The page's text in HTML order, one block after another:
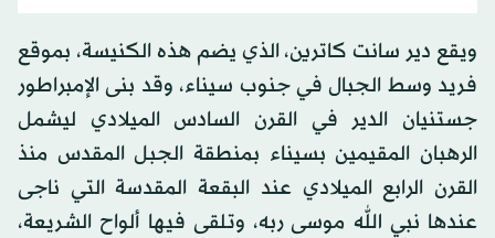
ويقع دير سانت كاترين، الذي يضم هذه الكنيسة، بموقع
فريد وسط الجبال في جنوب سيناء، وقد بنى الإمبراطور
جستنيان الدير في القرن السادس الميلادي ليشمل
الرهبان المقيمين بسيناء بمنطقة الجبل المقدس منذ
القرن الرابع الميلادي عند البقعة المقدسة التي ناجى
عندها نبي الله موسى ربه، وتلقى فيها ألواح الشريعة،